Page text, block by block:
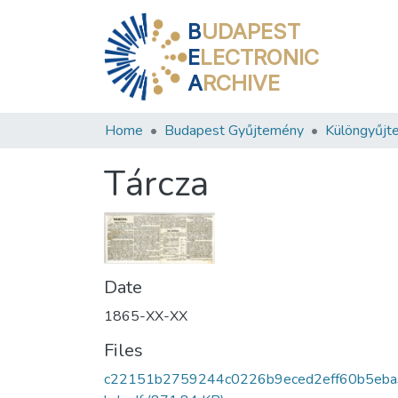
BUDAPEST
ELECTRONIC
ARCHIVE
Home Budapest Gyűjtemény
Tárcza
Date
1865-XX-XX
Files